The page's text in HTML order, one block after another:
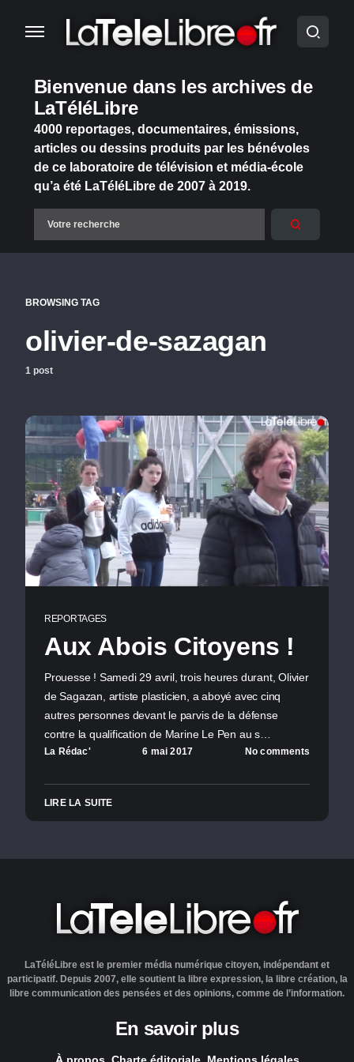
Bienvenue dans les archives de
LaTéléLibre
4000 reportages, documentaires, émissions,
articles ou dessins produits par les bénévoles
de ce laboratoire de télévision et média-école
qu’a été LaTéléLibre de 2007 à 2019.
BROWSING TAG
olivier-de-sazagan
1 post
REPORTAGES
Aux Abois Citoyens !
Prouesse ! Samedi 29 avril, trois heures durant, Olivier
de Sagazan, artiste plasticien, a aboyé avec cinq
autres personnes devant le parvis de la défense
contre la qualification de Marine Le Pen au s…
La Rédac' 6 mai 2017 No comments
LIRE LA SUITE
LaTéléLibre est le premier média numérique citoyen, indépendant et
participatif. Depuis 2007, elle soutient la libre expression, la libre création, la
libre communication des pensées et des opinions, comme de l’information.
En savoir plus